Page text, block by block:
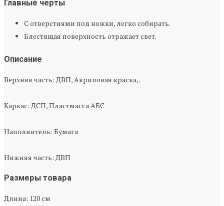
Главные черты
С отверстиями под ножки, легко собирать.
Блестящая поверхность отражает свет.
Описание
Верхняя часть: ДВП, Акриловая краска, .
Каркас: ДСП, Пластмасса АБС
Наполнитель: Бумага
Нижняя часть: ДВП
Размеры товара
Длина: 120 см